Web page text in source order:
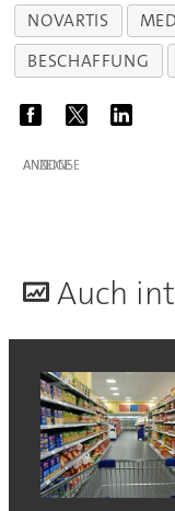
NOVARTIS
BESCHAFFUNG
ANZEIGE
Auch